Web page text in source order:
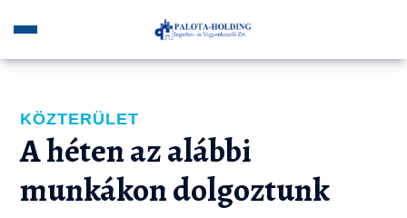
KÖZTERÜLET
A héten az alábbi
munkákon dolgoztunk